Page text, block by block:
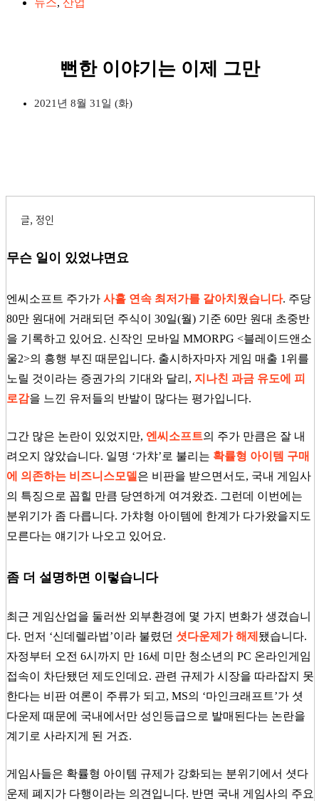
뻔한 이야기는 이제 그만
2021년 8월 31일 (화)
글, 정인
무슨 일이 있었냐면요
엔씨소프트 주가가 사흘 연속 최저가를 갈아치웠습니다. 주당
80만 원대에 거래되던 주식이 30일(월) 기준 60만 원대 초중반
을 기록하고 있어요. 신작인 모바일 MMORPG <블레이드앤소
울2>의 흥행 부진 때문입니다. 출시하자마자 게임 매출 1위를
노릴 것이라는 증권가의 기대와 달리, 지나친 과금 유도에 피
로감을 느낀 유저들의 반발이 많다는 평가입니다.
그간 많은 논란이 있었지만, 엔씨소프트의 주가 만큼은 잘 내
려오지 않았습니다. 일명 ‘가챠’로 불리는 확률형 아이템 구매
에 의존하는 비즈니스모델 은 비판을 받으면서도, 국내 게임사
의 특징으로 꼽힐 만큼 당연하게 여겨왔죠. 그런데 이번에는
분위기가 좀 다릅니다. 가챠형 아이템에 한계가 다가왔을지도
모른다는 얘기가 나오고 있어요.
좀 더 설명하면 이렇습니다
최근 게임산업을 둘러싼 외부환경에 몇 가지 변화가 생겼습니
다. 먼저 ‘신데렐라법’이라 불렸던 셧다운제가 해제 됐습니다.
자정부터 오전 6시까지 만 16세 미만 청소년의 PC 온라인게임
접속이 차단됐던 제도인데요. 관련 규제가 시장을 따라잡지 못
한다는 비판 여론이 주류가 되고, MS의 ‘마인크래프트’가 셧
다운제 때문에 국내에서만 성인등급으로 발매된다는 논란을
계기로 사라지게 된 거죠.
게임사들은 확률형 아이템 규제가 강화되는 분위기에서 셧다
운제 폐지가 다행이라는 의견입니다. 반면 국내 게임사의 주요